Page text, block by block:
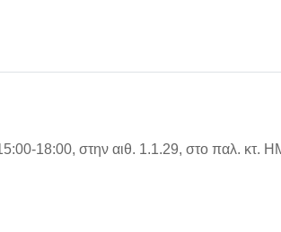
18:00, στην αιθ. 1.1.29, στο παλ. κτ.